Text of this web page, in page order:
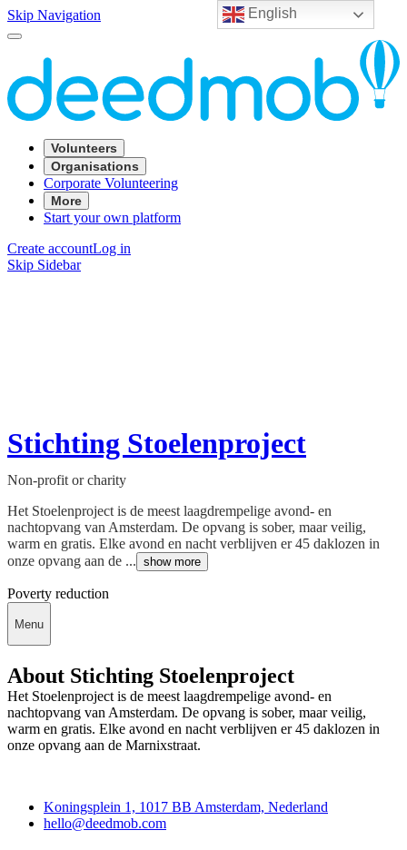
English
Skip Navigation
Volunteers
Organisations
Corporate Volunteering
More
Start your own platform
Create accountLog in
Skip Sidebar
Stichting Stoelenproject
Non-profit or charity
Het Stoelenproject is de meest laagdrempelige avond- en
nachtopvang van Amsterdam. De opvang is sober, maar veilig,
warm en gratis. Elke avond en nacht verblijven er 45 daklozen in
onze opvang aan de ... show more
Poverty reduction
Menu
About Stichting Stoelenproject
Het Stoelenproject is de meest laagdrempelige avond- en
nachtopvang van Amsterdam. De opvang is sober, maar veilig,
warm en gratis. Elke avond en nacht verblijven er 45 daklozen in
onze opvang aan de Marnixstraat.
Koningsplein 1, 1017 BB Amsterdam, Nederland
hello@deedmob.com